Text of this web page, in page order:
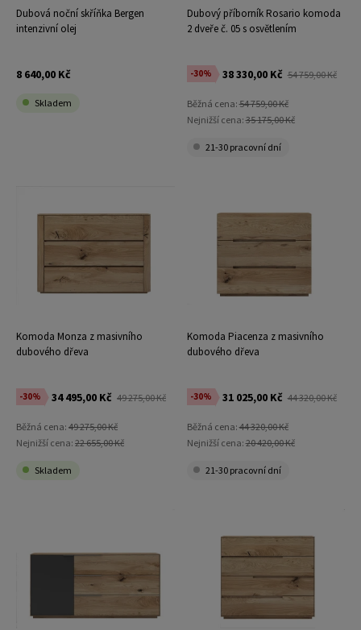
Dubová noční skříňka Bergen
intenzivní olej
8 640,00 Kč
Skladem
Dubový příborník Rosario komoda
2 dveře č. 05 s osvětlením
-30% 38 330,00 Kč 54 759,00 Kč
Běžná cena:54 759,00 Kč
Nejnižší cena:35 175,00 Kč
21-30 pracovní dní
Komoda Monza z masivního
dubového dřeva
-30% 34 495,00 Kč 49 275,00 Kč
Běžná cena: 49 275,00 Kč
Nejnižší cena: 22 655,00 Kč
Skladem
Komoda Piacenza z masivního
dubového dřeva
-30% 31 025,00 Kč 44 320,00 Kč
Běžná cena:44 320,00 Kč
Nejnižší cena:20 420,00 Kč
21-30 pracovní dní